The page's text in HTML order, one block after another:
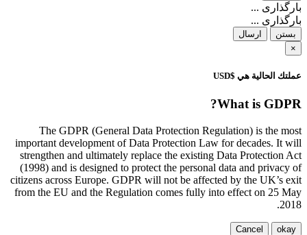
بارگذاری ...
بارگذاری ...
بستن
ارسال
×
عملتك الحالية هي $USD
What is GDPR?
The GDPR (General Data Protection Regulation) is the most
important development of Data Protection Law for decades. It will
strengthen and ultimately replace the existing Data Protection Act
(1998) and is designed to protect the personal data and privacy of
citizens across Europe. GDPR will not be affected by the UK’s exit
from the EU and the Regulation comes fully into effect on 25 May
2018.
okay
Cancel